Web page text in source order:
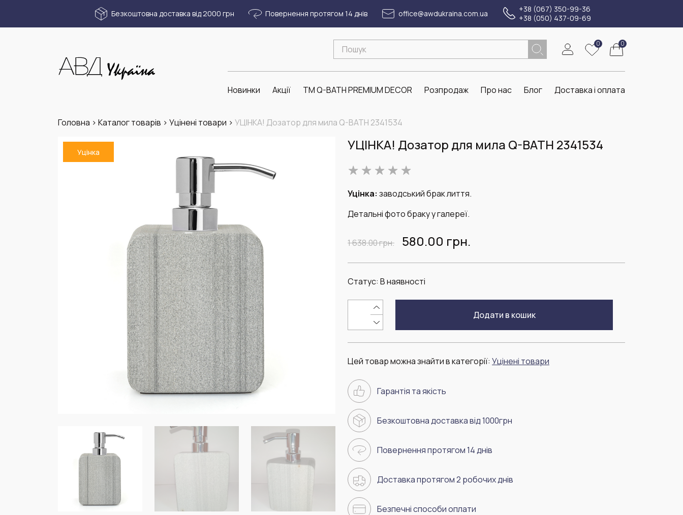
Безкоштовна доставка від 2000 грн Повернення протягом 14 днів office@awdukraina.com.ua
+38 (067) 350-99-36
+38 (050) 437-09-69
0 0
Новинки Акції ТМ Q-BATH PREMIUM DECOR Розпродаж Про нас Блог Доставка і оплата
Головна > Каталог товарів > Уцінені товари > УЦІНКА! Дозатор для мила Q-BATH 2341534
Уцінка УЦІНКА! Дозатор для мила Q-BATH 2341534
Уцінка: заводський брак лиття.
Детальні фото браку у галереї.
1 638.00грн. 580.00 грн.
Статус: В наявності
Додати в кошик
Цей товар можна знайти в категорії: Уцінені товари
Гарантія та якість
Безкоштовна доставка від 1000грн
Повернення протягом 14 днів
Доставка протягом 2 робочих днів
Безпечні способи оплати